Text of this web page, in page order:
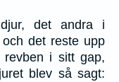
det andra i
det reste upp
i sitt gap,
blev så sagt: